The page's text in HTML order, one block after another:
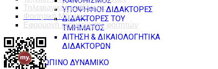
ΥΠΟΨΗΦΙΟΙ ΔΙΔΑΚΤΟΡΕΣ
ΔΙΔΑΚΤΟΡΕΣ ΤΟΥ
ΤΜΗΜΑΤΟΣ
ΑΙΤΗΣΗ & ΔΙΚΑΙΟΛΟΓΗΤΙΚΑ
ΔΙΔΑΚΤΟΡΩΝ
ΑΝΘΡΩΠΙΝΟ ΔΥΝΑΜΙΚΟ
Τηλεφωνικός κατάλογος
Φοιτητική Μέριμνα
Εφαρμογή ενημέρωσης φοιτητών